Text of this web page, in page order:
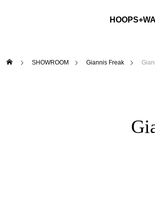
SHOWROOM Giannis Freak